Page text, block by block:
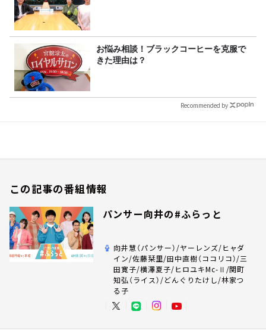
お悩み相談！ブラックコーヒーを克服で
きた理由は？
Recommended by
この記事の番組情報
パンサー向井の#ふらっと
向井慧（パンサー）/ヤーレンズ/ヒャダ
イン/佐藤栞里/田中直樹（ココリコ）/三
田寛子/横澤夏子/ヒロユキMc-Ⅱ/関町
知弘（ライス）/どんぐりたけし/林家つ
る子